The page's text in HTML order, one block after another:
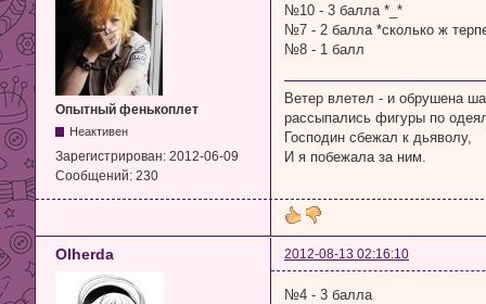
Опытный фенькоплет
Неактивен
Зарегистрирован: 2012-06-09
Сообщений: 230
№10 - 3 балла *_*
№7 - 2 балла *сколько ж
№8 - 1 балл
Ветер влетел - и обрушена
рассыпались фигуры по
Господин сбежал к дьяволу,
И я побежала за ним.
Olherda 2012-08-13 02:16:10
№4 - 3 балла